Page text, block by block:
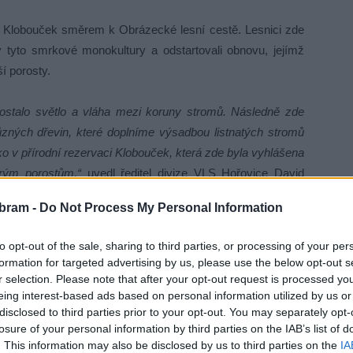
- Do Not Process My Personal Information
opt-out of the sale, sharing to third parties, or processing of your
for targeted advertising by us, please use the below opt-out
selection. Please note that after your opt-out request is processed
interest-based ads based on personal information utilized by us
to third parties prior to your opt-out. You may separately
of your personal information by third parties on the IAB’s list of
This information may also be disclosed by us to third parties on the
směrem k Obrázecké lesní cestě. Lesnici zde
smrkové monokultury a odstartovali obnovu, jejímž
porosty.
světlo a vláha mezi koruny stromů. Následně zde
dřevin, které doplníme výsadbou listnatých stromů
v přírodní rezervaci Klobouček, která zde byla vyhlášena
porostům,“uvedl ředitel divize VLS Hořovice David
několika generací lesníků Vojenských lesů, které zde
zrušení vojenského újezdu v roce 2016 vybudoval pro
tématikou, na sklonku loňského roku pak byla lokalita
to byl nádherný les a vyústění, kdy byl prohlášen